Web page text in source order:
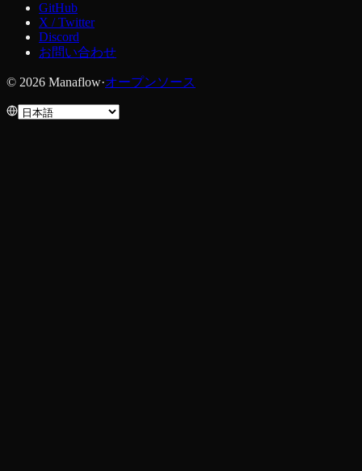
GitHub
X / Twitter
Discord
お問い合わせ
© 2026 Manaflow·オープンソース